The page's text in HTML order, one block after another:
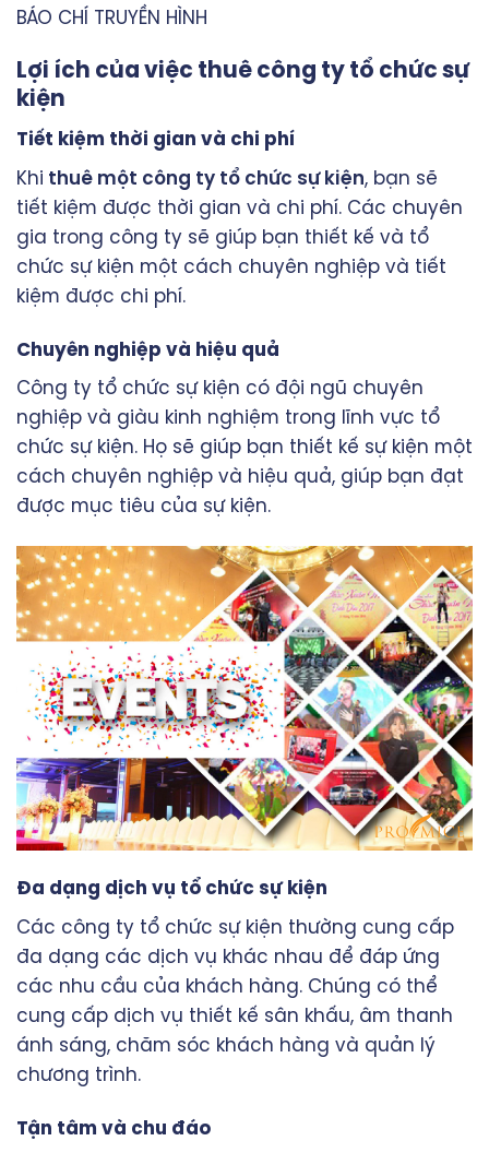
BÁO CHÍ TRUYỀN HÌNH
Lợi ích của việc thuê công ty tổ chức sự
kiện
Tiết kiệm thời gian và chi phí
Khi thuê một công ty tổ chức sự kiện, bạn sẽ
tiết kiệm được thời gian và chi phí. Các chuyên
gia trong công ty sẽ giúp bạn thiết kế và tổ
chức sự kiện một cách chuyên nghiệp và tiết
kiệm được chi phí.
Chuyên nghiệp và hiệu quả
Công ty tổ chức sự kiện có đội ngũ chuyên
nghiệp và giàu kinh nghiệm trong lĩnh vực tổ
chức sự kiện. Họ sẽ giúp bạn thiết kế sự kiện một
cách chuyên nghiệp và hiệu quả, giúp bạn đạt
được mục tiêu của sự kiện.
Đa dạng dịch vụ tổ chức sự kiện
Các công ty tổ chức sự kiện thường cung cấp
đa dạng các dịch vụ khác nhau để đáp ứng
các nhu cầu của khách hàng. Chúng có thể
cung cấp dịch vụ thiết kế sân khấu, âm thanh
ánh sáng, chăm sóc khách hàng và quản lý
chương trình.
Tận tâm và chu đáo